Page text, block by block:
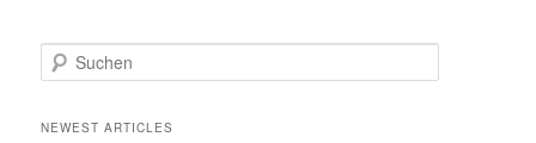
u
h
NEWEST ARTICLES